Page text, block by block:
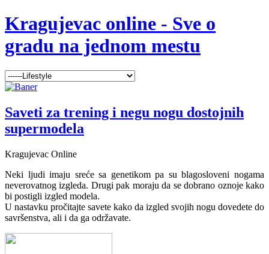
Kragujevac online - Sve o
gradu na jednom mestu
Saveti za trening i negu nogu dostojnih
supermodela
Kragujevac Online
Neki ljudi imaju sreće sa genetikom pa su blagosloveni nogama
neverovatnog izgleda. Drugi pak moraju da se dobrano oznoje kako
bi postigli izgled modela.
U nastavku pročitajte savete kako da izgled svojih nogu dovedete do
savršenstva, ali i da ga održavate.